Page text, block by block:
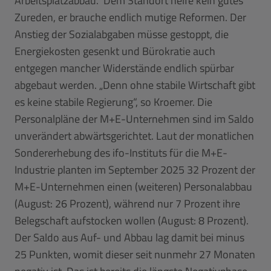
Zureden, er brauche endlich mutige Reformen. Der
Anstieg der Sozialabgaben müsse gestoppt, die
Energiekosten gesenkt und Bürokratie auch
entgegen mancher Widerstände endlich spürbar
abgebaut werden. „Denn ohne stabile Wirtschaft gibt
es keine stabile Regierung“, so Kroemer. Die
Personalpläne der M+E-Unternehmen sind im Saldo
unverändert abwärtsgerichtet. Laut der monatlichen
Sondererhebung des ifo-Instituts für die M+E-
Industrie planten im September 2025 32 Prozent der
M+E-Unternehmen einen (weiteren) Personalabbau
(August: 26 Prozent), während nur 7 Prozent ihre
Belegschaft aufstocken wollen (August: 8 Prozent).
Der Saldo aus Auf- und Abbau lag damit bei minus
25 Punkten, womit dieser seit nunmehr 27 Monaten